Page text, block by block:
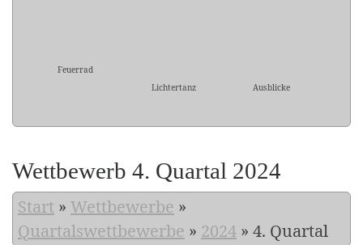
Feuerrad
Lichtertanz
Ausblicke
Wettbewerb 4. Quartal 2024
Start » Wettbewerbe »
Quartalswettbewerbe » 2024 » 4. Quartal